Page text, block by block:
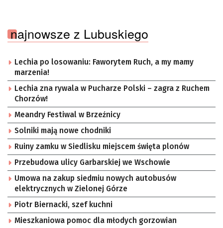
najnowsze z Lubuskiego
Lechia po losowaniu: Faworytem Ruch, a my mamy
marzenia!
Lechia zna rywala w Pucharze Polski – zagra z Ruchem
Chorzów!
Meandry Festiwal w Brzeźnicy
Solniki mają nowe chodniki
Ruiny zamku w Siedlisku miejscem święta plonów
Przebudowa ulicy Garbarskiej we Wschowie
Umowa na zakup siedmiu nowych autobusów
elektrycznych w Zielonej Górze
Piotr Biernacki, szef kuchni
Mieszkaniowa pomoc dla młodych gorzowian